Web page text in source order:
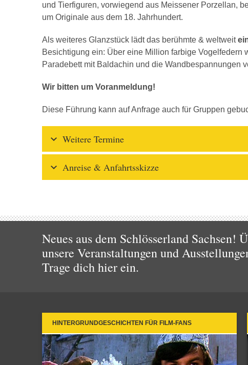
und Tierfiguren, vorwiegend aus Meissener Porzellan,
um Originale aus dem 18. Jahrhundert.
Als weiteres Glanzstück lädt das berühmte & weltweit
Besichtigung ein: Über eine Million farbige Vogelfedern
Paradebett mit Baldachin und die Wandbespannungen
Wir bitten um Voranmeldung!
Diese Führung kann auf Anfrage auch für Gruppen
Weitere Termine
Anreise & Anfahrtsskizze
Neues aus dem Schlösserland
unsere Veranstaltungen und
Trage dich hier ein.
HINTERGRUNDGESCHICHTEN FÜR FILM-FANS